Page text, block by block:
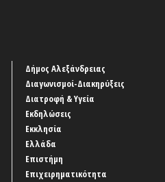
Δήμος Αλεξάνδρειας
Διαγωνισμοί-Διακηρύξεις
Διατροφή & Υγεία
Εκδηλώσεις
Εκκλησία
Ελλάδα
Επιστήμη
Επιχειρηματικότητα